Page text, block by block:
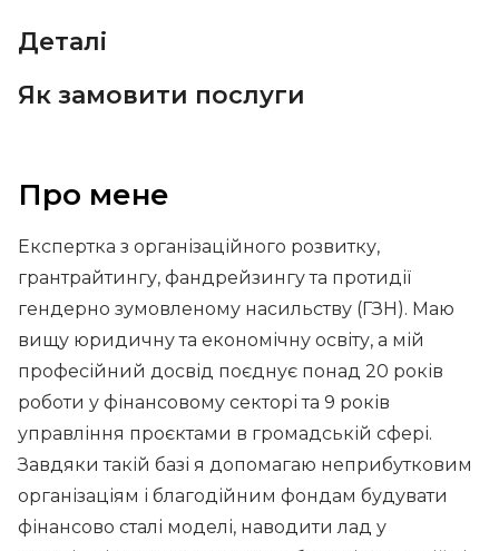
Про мене
Експертка з організаційного розвитку,
грантрайтингу, фандрейзингу та протидії
гендерно зумовленому насильству (ГЗН). Маю
вищу юридичну та економічну освіту, а мій
професійний досвід поєднує понад 20 років
роботи у фінансовому секторі та 9 років
управління проєктами в громадській сфері.
Завдяки такій базі я допомагаю неприбутковим
організаціям і благодійним фондам будувати
фінансово сталі моделі, наводити лад у
Деталі
Як замовити послуги